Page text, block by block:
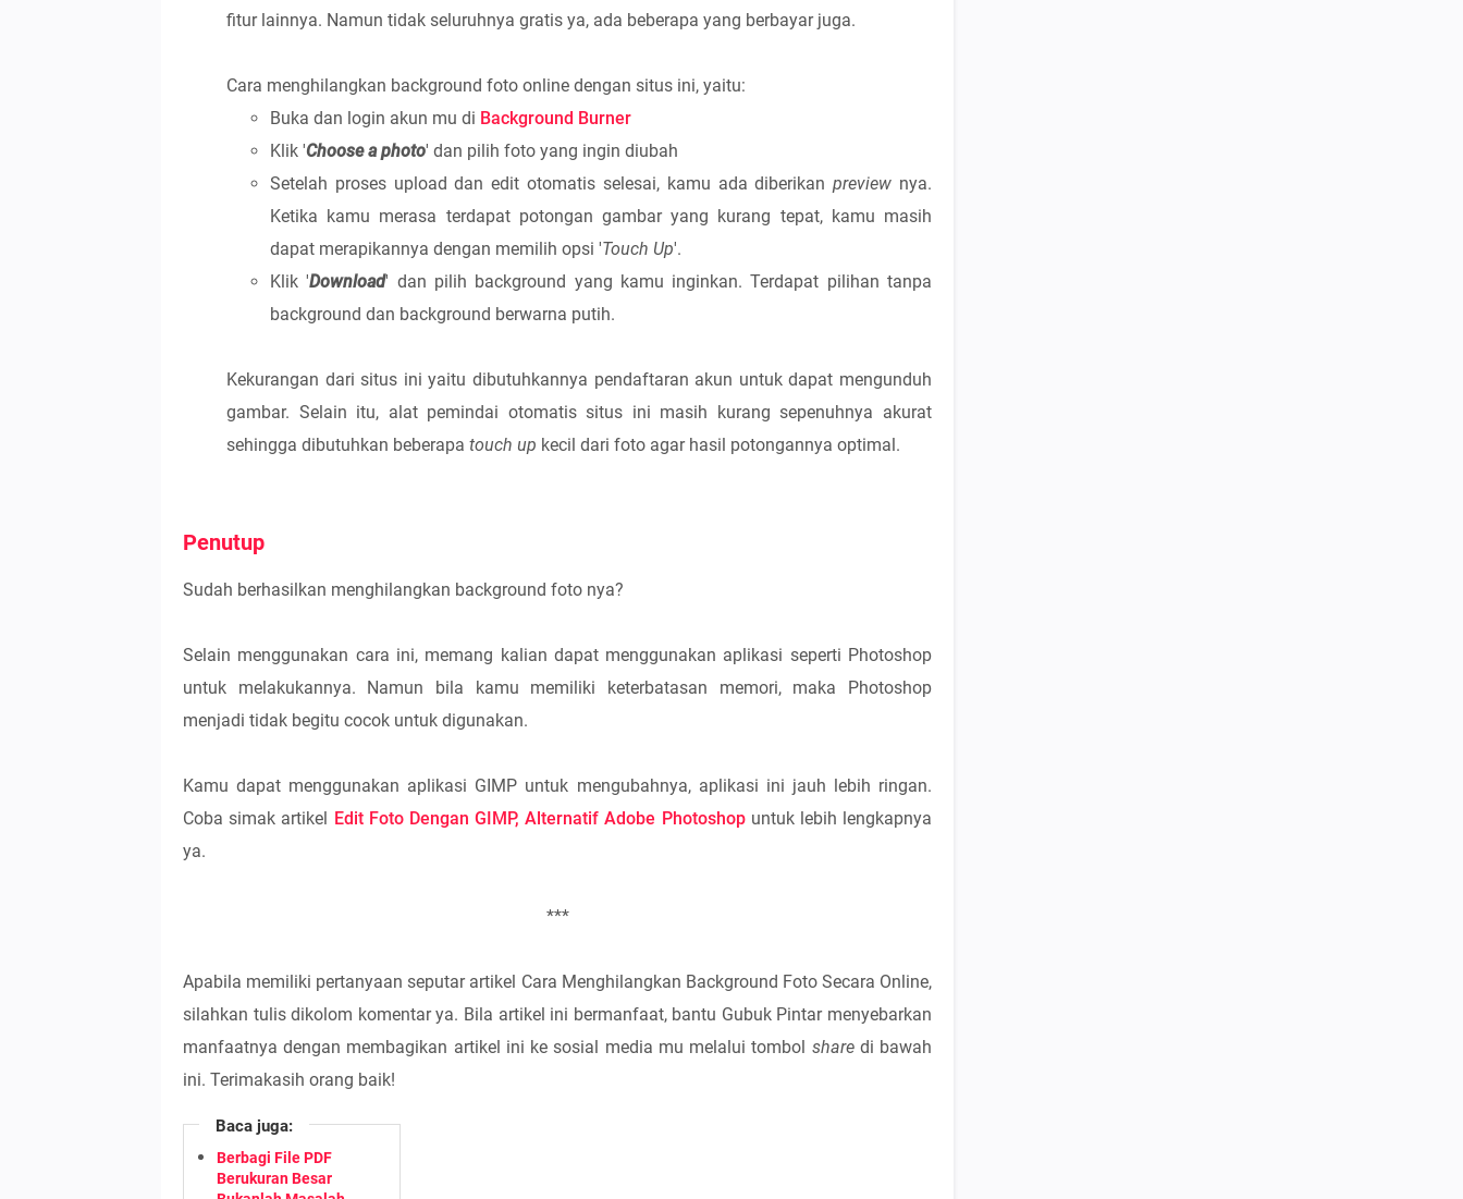
fitur lainnya. Namun tidak seluruhnya gratis ya, ada beberapa yang berbayar juga.
Cara menghilangkan background foto online dengan situs ini, yaitu:
Buka dan login akun mu di Background Burner
Klik 'Choose a photo' dan pilih foto yang ingin diubah
Setelah proses upload dan edit otomatis selesai, kamu ada diberikanpreview nya.
Ketika kamu merasa terdapat potongan gambar yang kurang tepat, kamu masih
dapat merapikannya dengan memilih opsi 'Touch Up'.
Klik 'Download' dan pilih background yang kamu inginkan. Terdapat pilihan tanpa
background dan background berwarna putih.
Kekurangan dari situs ini yaitu dibutuhkannya pendaftaran akun untuk dapat mengunduh
gambar. Selain itu, alat pemindai otomatis situs ini masih kurang sepenuhnya akurat
sehingga dibutuhkan beberapa touch up kecil dari foto agar hasil potongannya optimal.
Penutup
Sudah berhasilkan menghilangkan background foto nya?
Selain menggunakan cara ini, memang kalian dapat menggunakan aplikasi seperti Photoshop
untuk melakukannya. Namun bila kamu memiliki keterbatasan memori, maka Photoshop
menjadi tidak begitu cocok untuk digunakan.
Kamu dapat menggunakan aplikasi GIMP untuk mengubahnya, aplikasi ini jauh lebih ringan.
Coba simak artikel Edit Foto Dengan GIMP, Alternatif Adobe Photoshopuntuk lebih lengkapnya
ya.
***
Apabila memiliki pertanyaan seputar artikel Cara Menghilangkan Background Foto Secara Online,
silahkan tulis dikolom komentar ya. Bila artikel ini bermanfaat, bantu Gubuk Pintar menyebarkan
manfaatnya dengan membagikan artikel ini ke sosial media mu melalui tombol sharedi bawah
ini. Terimakasih orang baik!
Baca juga:
Berbagi File PDF
Berukuran Besar